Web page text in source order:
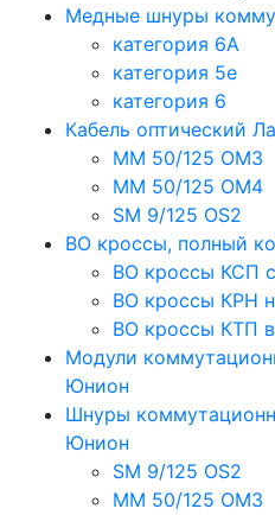
Медные шнуры
категория 6A
категория 5e
категория 6
Кабель оптический
MM 50/125 OM3
MM 50/125 OM4
SM 9/125 OS2
ВО кроссы, полный
ВО кроссы КСП
ВО кроссы КРН
ВО кроссы КТП
Модули
Юнион
Шнуры
Юнион
SM 9/125 OS2
MM 50/125 OM3